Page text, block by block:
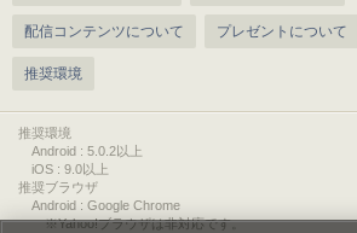
配信コンテンツについて プレゼントについて
推奨環境
推奨環境
Android : 5.0.2以上
iOS : 9.0以上
推奨ブラウザ
Android : Google Chrome
※Yahoo!ブラウザは非対応です。